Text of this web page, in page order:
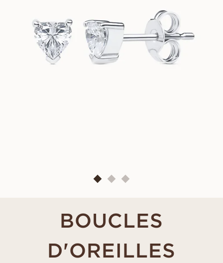
BOUCLES
D'OREILLES